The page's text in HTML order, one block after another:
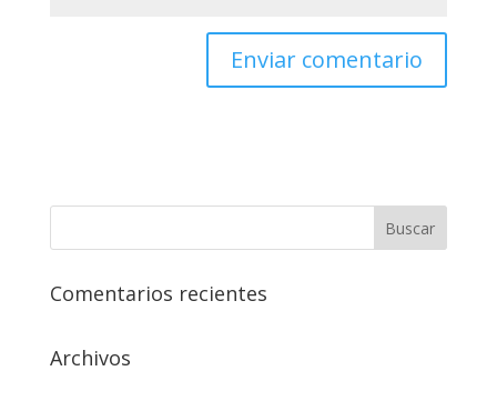
Comentarios recientes
Archivos